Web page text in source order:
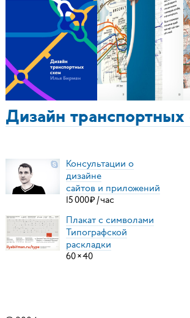
Дизайн транспортных
Консультации о
дизайне
сайтов и приложений
15000₽ /час
Плакат с символами
Типографской
раскладки
60×40